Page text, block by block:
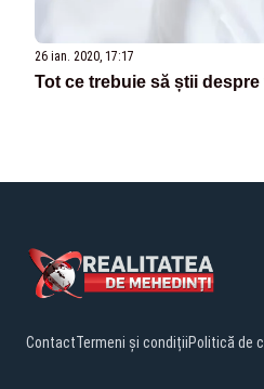
26 ian. 2020, 17:17
Tot ce trebuie să știi
ContactTermeni și condițiiPolitică de